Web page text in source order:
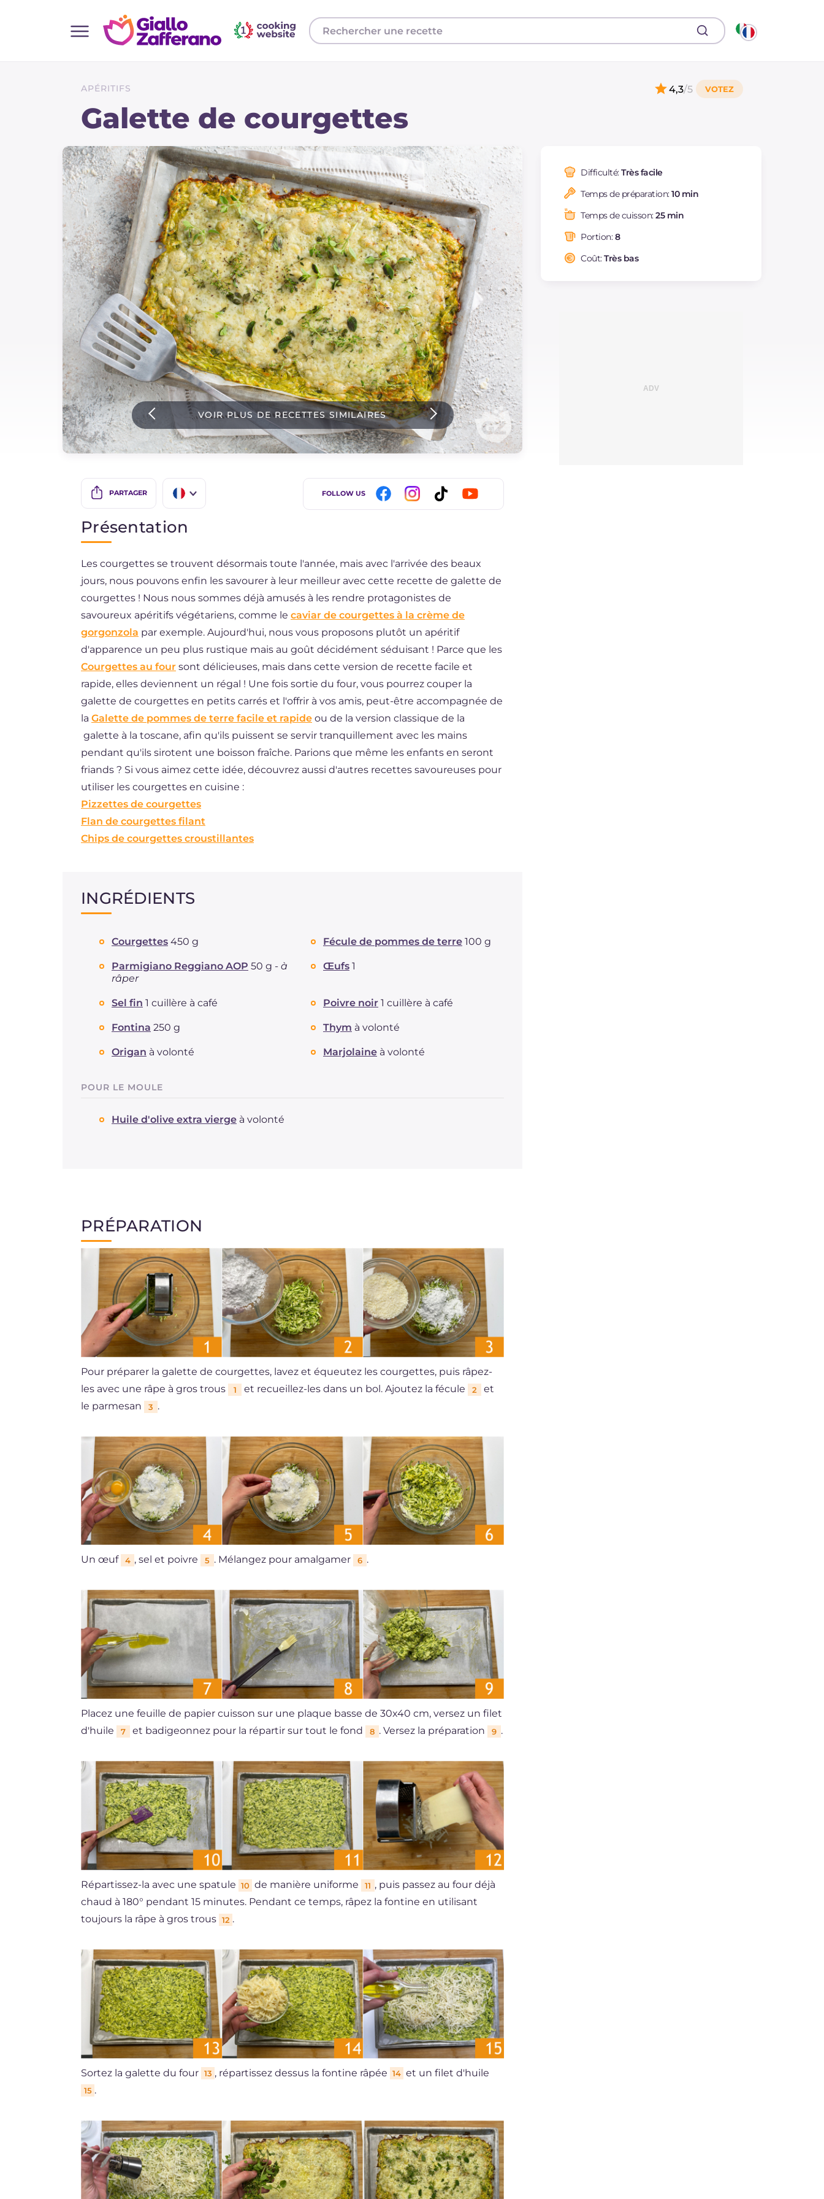
Toutes les recettes
Plats principaux
Boissons et rafraîchissements
Accompagnement
Pizzas et focaccia
Gateaux et patisserie
Dernieres recettes
IT Website
Instagram
YouTube
APÉRITIFS
Galette de courgettes
4,3/5
VOIR PLUS DE RECETTES SIMILAIRES
PARTAGER
ES
BR
NL
FOLLOW US
Difficulté:Très facile
Temps de préparation:10 min
Temps de cuisson:25 min
Portion:8
Coût:Très bas
Présentation
Les courgettes se trouvent désormais toute l'année, mais avec l'arrivée des beaux
jours, nous pouvons enfin les savourer à leur meilleur avec cette recette de galette de
courgettes ! Nous nous sommes déjà amusés à les rendre protagonistes de
savoureux apéritifs végétariens, comme le caviar de courgettes à la crème de
gorgonzola par exemple. Aujourd'hui, nous vous proposons plutôt un apéritif
d'apparence un peu plus rustique mais au goût décidément séduisant ! Parce que les
Courgettes au four sont délicieuses, mais dans cette version de recette facile et
rapide, elles deviennent un régal ! Une fois sortie du four, vous pourrez couper la
galette de courgettes en petits carrés et l'offrir à vos amis, peut-être accompagnée de
la Galette de pommes de terre facile et rapide ou de la version classique de la
galette à la toscane, afin qu'ils puissent se servir tranquillement avec les mains
pendant qu'ils sirotent une boisson fraîche. Parions que même les enfants en seront
friands ? Si vous aimez cette idée, découvrez aussi d'autres recettes savoureuses pour
utiliser les courgettes en cuisine :
Pizzettes de courgettes
Flan de courgettes filant
Chips de courgettes croustillantes
INGRÉDIENTS
Courgettes 450 g Fécule de pommes de terre 100 g
Parmigiano Reggiano AOP 50 g - à
râper
Œufs 1
Sel fin 1 cuillère à café Poivre noir 1 cuillère à café
Fontina 250 g Thym à volonté
Origan à volonté Marjolaine à volonté
POUR LE MOULE
Huile d'olive extra vierge à volonté
PRÉPARATION
Pour préparer la galette de courgettes, lavez et équeutez les courgettes, puis râpez-
les avec une râpe à gros trous
1 et recueillez-les dans un bol. Ajoutez la fécule 2
et
le parmesan
3 .
Un œuf 4 , sel et poivre 5 . Mélangez pour amalgamer 6 .
Placez une feuille de papier cuisson sur une plaque basse de 30x40 cm, versez un filet
d'huile
7 et badigeonnez pour la répartir sur tout le fond 8 . Versez la préparation 9 .
Répartissez-la avec une spatule 10 de manière uniforme 11 , puis passez au four déjà
chaud à 180° pendant 15 minutes. Pendant ce temps, râpez la fontine en utilisant
toujours la râpe à gros trous 12 .
Sortez la galette du four 13 , répartissez dessus la fontine râpée 14 et un filet d'huile
15 .